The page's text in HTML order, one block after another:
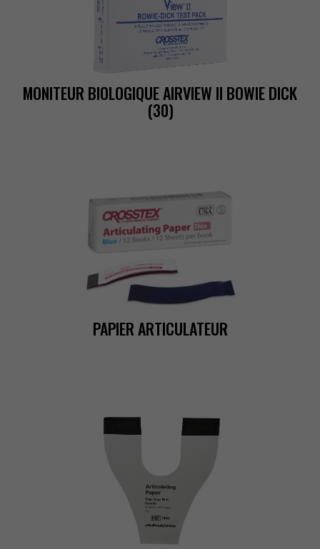
MONITEURBIOLOGIQUEAIRVIEWIIBOWIEDICK
(30)
PAPIERARTICULATEUR